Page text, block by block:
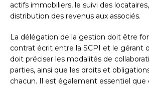
actifs immobiliers, le suivi des
distribution des revenus aux associés.
La délégation de la gestion doit être
contrat écrit entre la SCPI et le gérant
doit préciser les modalités de
parties, ainsi que les droits et
chacun. Il est également essentiel que